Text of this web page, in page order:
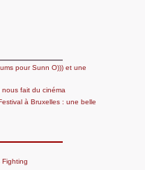
pour Sunn O))) et une
fait du cinéma
à Bruxelles : une belle
Fighting